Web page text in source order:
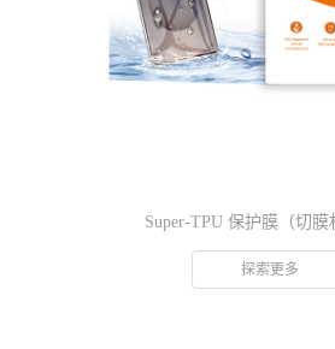
Super-TPU 保护膜（切膜
探索更多